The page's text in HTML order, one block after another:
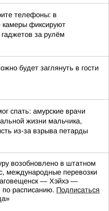
телефоны: в
камеры фиксируют
за рулём
будет заглянуть в гости
спать: амурские врачи
жизни мальчика,
из-за взрыва петарды
возобновлено в штатном
международные перевозки
— Хэйхэ —
расписанию. Подписаться